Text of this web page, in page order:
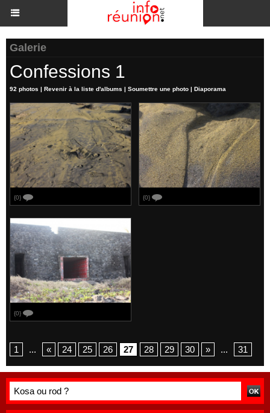
Galerie
Confessions 1
92 photos | Revenir à la liste d'albums | Soumettre une photo | Diaporama
{0} {0}
{0}
1 ... « 24 25 26 27 28 29 30 » ... 31